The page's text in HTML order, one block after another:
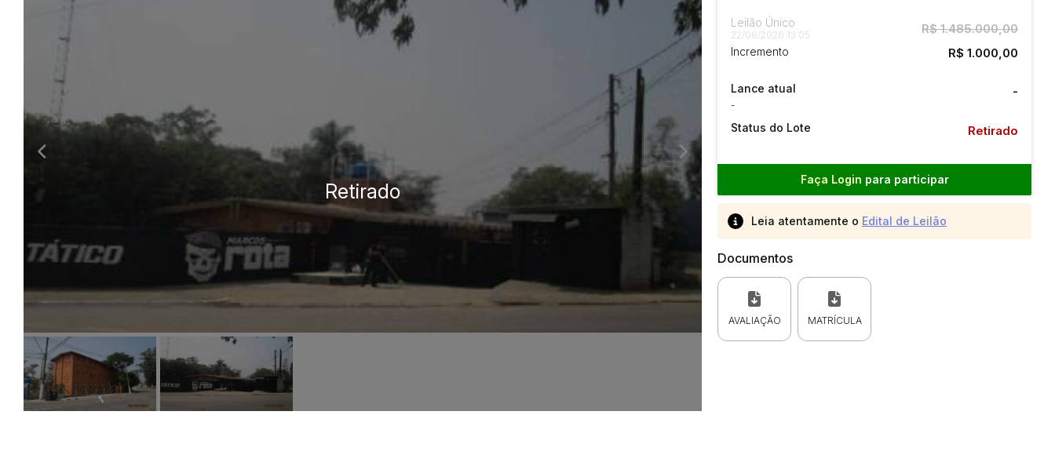
Leilão Único
22/06/2026 13:05 R$ 1.485.000,00
Incremento R$ 1.000,00
Lance atual
-
-
Status do Lote Retirado
Faça Login para participar
Leia atentamente o Edital de Leilão
Documentos
AVALIAÇÃO MATRÍCULA